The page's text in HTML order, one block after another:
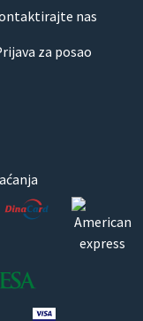
nas
za posao